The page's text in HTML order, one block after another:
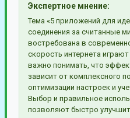
Экспертное мнение:
Тема «5 приложений для
соединения за считанные
востребована в
скорость интернета
важно понимать, что
зависит от комплексного
оптимизации настроек и
Выбор и правильное
позволяют быстро